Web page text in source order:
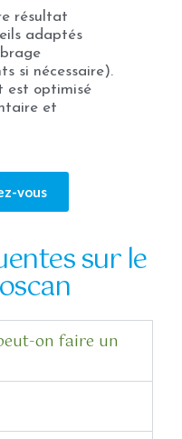
résultat
adaptés
si nécessaire).
est optimisé
et
vous
sur le
on faire un